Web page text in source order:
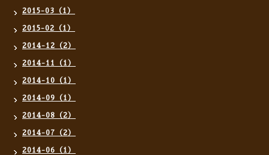
2015-03（1）
2015-02（1）
2014-12（2）
2014-11（1）
2014-10（1）
2014-09（1）
2014-08（2）
2014-07（2）
2014-06（1）